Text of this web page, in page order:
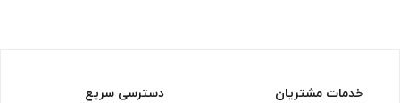
خدمات مشتریان دسترسی سریع